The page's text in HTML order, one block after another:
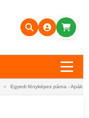
» Egyedi fényképes párna - Apák